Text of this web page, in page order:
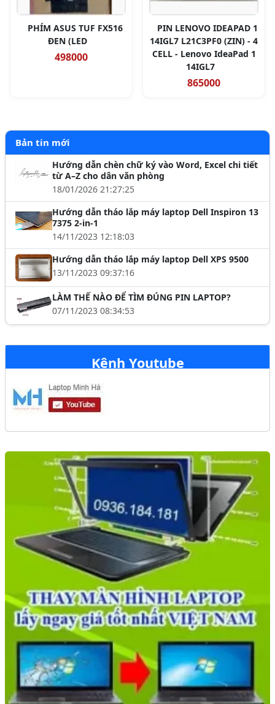
PHÍM ASUS TUF FX516
ĐEN (LED
498000
PIN LENOVO IDEAPAD 1
14IGL7 L21C3PF0 (ZIN) - 4
CELL - Lenovo IdeaPad 1
14IGL7
865000
Bản tin mới
Hướng dẫn chèn chữ ký vào Word, Excel chi tiết
từ A–Z cho dân văn phòng
18/01/2026 21:27:25
Hướng dẫn tháo lắp máy laptop Dell Inspiron 13
7375 2-in-1
14/11/2023 12:18:03
Hướng dẫn tháo lắp máy laptop Dell XPS 9500
13/11/2023 09:37:16
LÀM THẾ NÀO ĐỂ TÌM ĐÚNG PIN LAPTOP?
07/11/2023 08:34:53
Kênh Youtube